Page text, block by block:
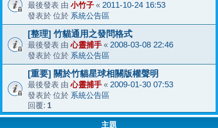
最後發表 由 小竹子 « 2011-10-24 16:53
發表於 位於 系統公告區
[整理] 竹貓通用之發問格式
最後發表 由心靈捕手 « 2008-03-08 22:46
發表於 位於 系統公告區
[重要] 關於竹貓星球相關版權聲明
最後發表 由心靈捕手 « 2009-01-30 07:53
發表於 位於 系統公告區
回覆: 1
主題